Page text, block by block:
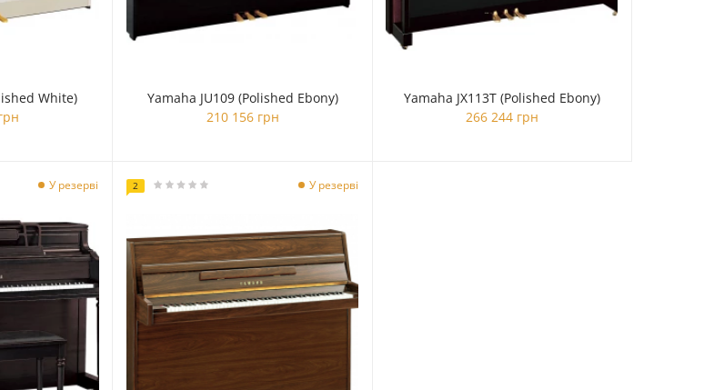
White)
Yamaha JU109 (Polished Ebony)
210 156 грн
Yamaha JX113T (Polished Ebony)
266 244 грн
У резерві 2 У резерві